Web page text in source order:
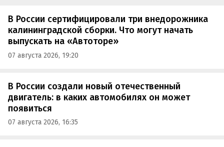
В России сертифицировали три внедорожника
калининградской сборки. Что могут начать
выпускать на «Автоторе»
07 августа 2026, 19:20
В России создали новый отечественный
двигатель: в каких автомобилях он может
появиться
07 августа 2026, 16:35